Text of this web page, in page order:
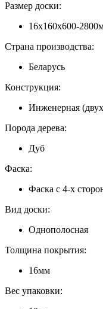
Размер доски:
16x160x600-
Страна производства:
Беларусь
Конструкция:
Инженерная
Порода дерева:
Дуб
Фаска:
Фаска с 4-х
Вид доски:
Однополосная
Толщина покрытия:
16мм
Вес упаковки: